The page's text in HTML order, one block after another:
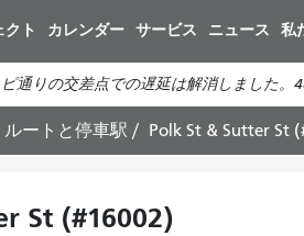
クト カレンダー サービス ニュース 私
通りの交差点での遅延は解消しました。
ルートと停車駅 Polk St & Sutter St
St (#16002)